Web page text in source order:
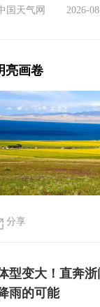
国天气网 2026-
亮画卷
分享
型变大！直奔
雨的可能